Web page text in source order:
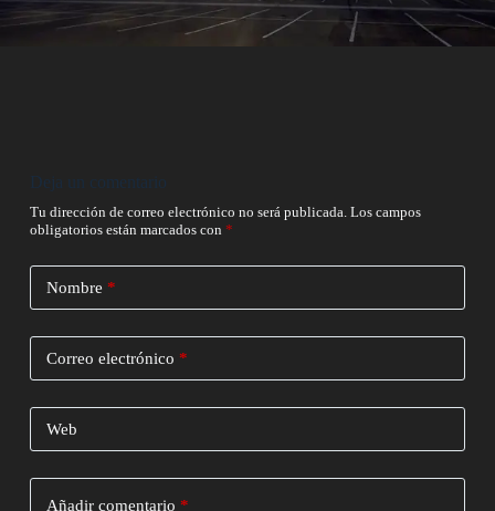
Deja un comentario
Tu dirección de correo electrónico no será publicada. Los campos
obligatorios están marcados con *
Nombre *
Correo electrónico *
Web
Añadir comentario *